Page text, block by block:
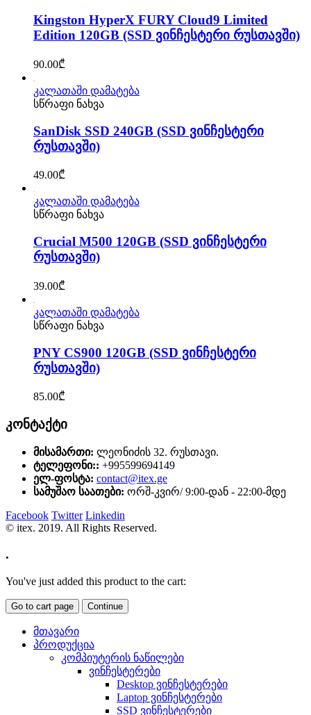
Kingston HyperX FURY Cloud9 Limited
Edition 120GB (SSD ვინჩესტერი რუსთავში)
90.00₾
კალათაში დამატება
სწრაფი ნახვა
SanDisk SSD 240GB (SSD ვინჩესტერი
რუსთავში)
49.00₾
კალათაში დამატება
სწრაფი ნახვა
Crucial M500 120GB (SSD ვინჩესტერი
რუსთავში)
39.00₾
კალათაში დამატება
სწრაფი ნახვა
PNY CS900 120GB (SSD ვინჩესტერი
რუსთავში)
85.00₾
კონტაქტი
მისამართი: ლეონიძის 32. რუსთავი.
ტელეფონი:: +995599694149
ელ-ფოსტა: contact@itex.ge
სამუშაო საათები: ორშ-კვირ/ 9:00-დან - 22:00-მდე
Facebook Twitter Linkedin
© itex. 2019. All Rights Reserved.
.
You've just added this product to the cart:
Go to cart page Continue
მთავარი
პროდუქცია
კომპიუტერის ნაწილები
ვინჩესტერები
Desktop ვინჩესტერები
Laptop ვინჩესტერები
SSD ვინჩესტერები